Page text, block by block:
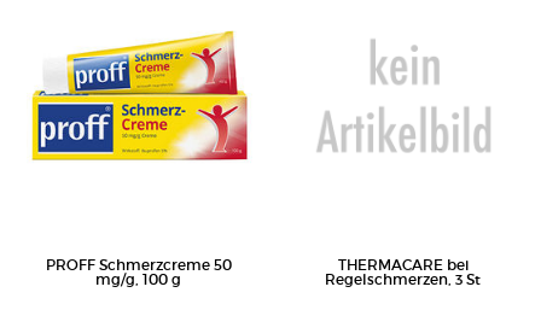
PROFF Schmerzcreme 50
mg/g, 100 g
THERMACARE bei
Regelschmerzen, 3 St